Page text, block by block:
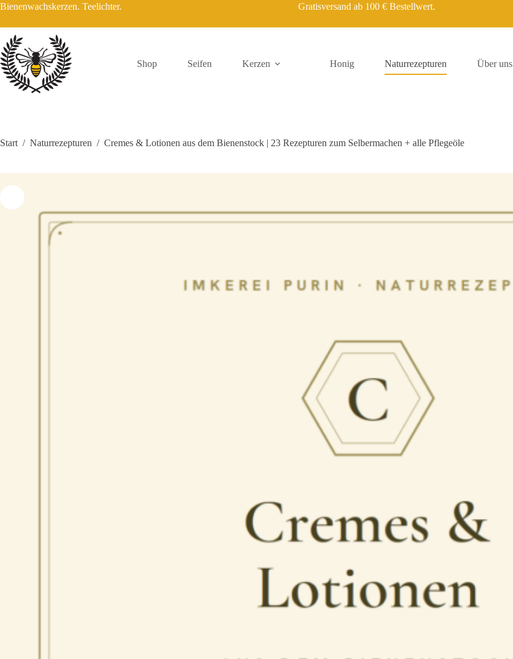
Bienenwachskerzen. Teelichter. Gratisversand ab 100 € Bestellwert.
Shop Seifen Kerzen Honig Naturrezepturen Über uns
Start / Naturrezepturen / Cremes & Lotionen aus dem Bienenstock | 23 Rezepturen zum Selbermachen + alle Pflegeöle